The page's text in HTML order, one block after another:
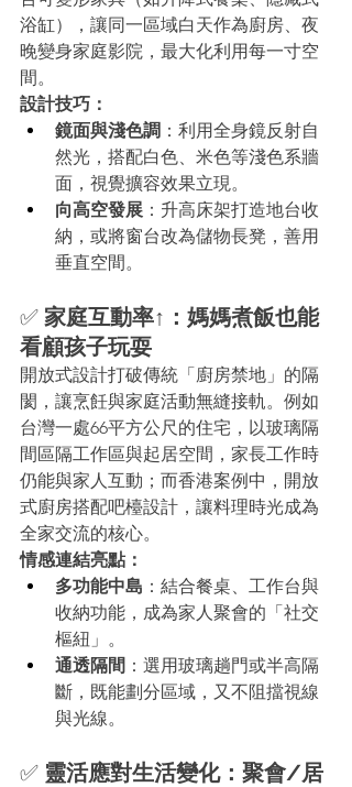
浴缸），讓同一區域白天作為廚房、夜
晚變身家庭影院，最大化利用每一寸空
間。
設計技巧：
鏡面與淺色調 ：利用全身鏡反射自
然光，搭配白色、米色等淺色系牆
面，視覺擴容效果立現。
向高空發展 ：升高床架打造地台收
納，或將窗台改為儲物長凳，善用
垂直空間。
✅ 家庭互動率↑：媽媽煮飯也能
看顧孩子玩耍
開放式設計打破傳統「廚房禁地」的隔
閡，讓烹飪與家庭活動無縫接軌。例如
台灣一處66平方公尺的住宅，以玻璃隔
間區隔工作區與起居空間，家長工作時
仍能與家人互動；而香港案例中，開放
式廚房搭配吧檯設計，讓料理時光成為
全家交流的核心。
情感連結亮點：
多功能中島 ：結合餐桌、工作台與
收納功能，成為家人聚會的「社交
樞紐」。
通透隔間 ：選用玻璃趟門或半高隔
斷，既能劃分區域，又不阻擋視線
與光線。
✅ 靈活應對生活變化：聚會/居